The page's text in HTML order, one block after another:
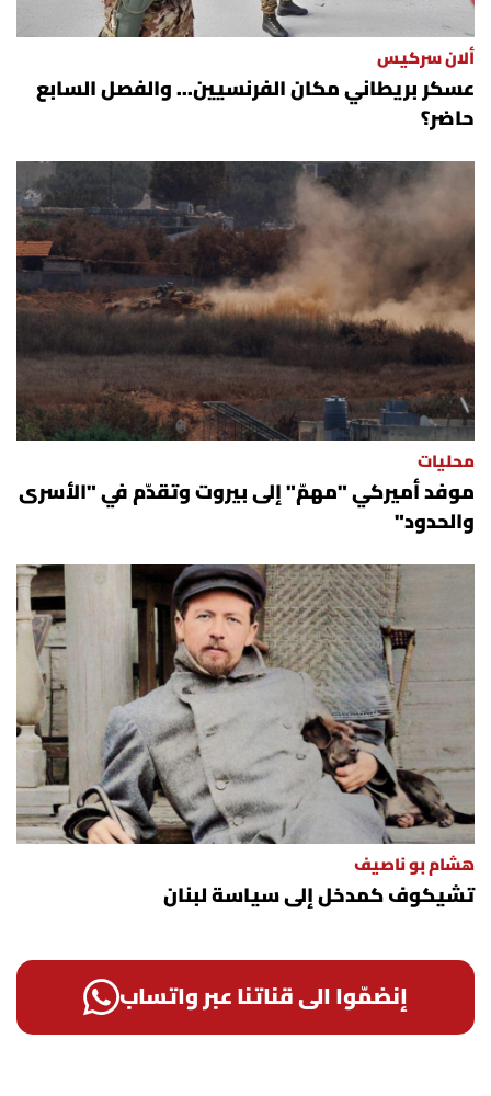
ألان سركيس
عسكر بريطاني مكان الفرنسيين... والفصل السابع
حاضر؟
محليات
موفد أميركي "مهمّ" إلى بيروت وتقدّم في "الأسرى
والحدود"
هشام بو ناصيف
تشيكوف كمدخل إلى سياسة لبنان
إنضمّوا الى قناتنا عبر واتساب